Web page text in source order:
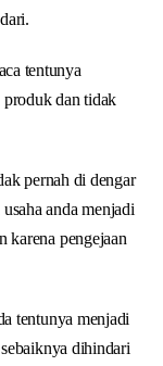
tentunya
produk dan tidak
pernah di dengar
anda menjadi
karena pengejaan
tentunya menjadi
dihindari